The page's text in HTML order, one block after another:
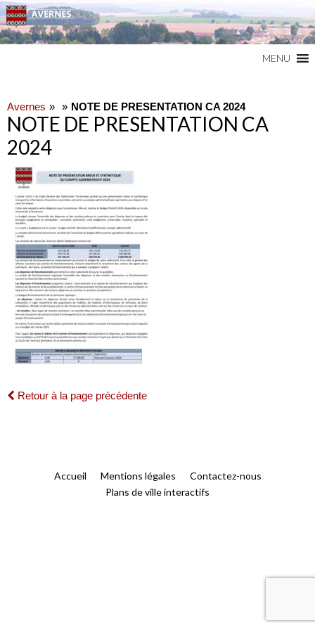
MENU
Avernes NOTE DE PRESENTATION CA 2024
NOTE DE PRESENTATION CA
2024
Retour à la page précédente
Accueil Mentions légales
Contactez-nous
Plans de ville interactifs